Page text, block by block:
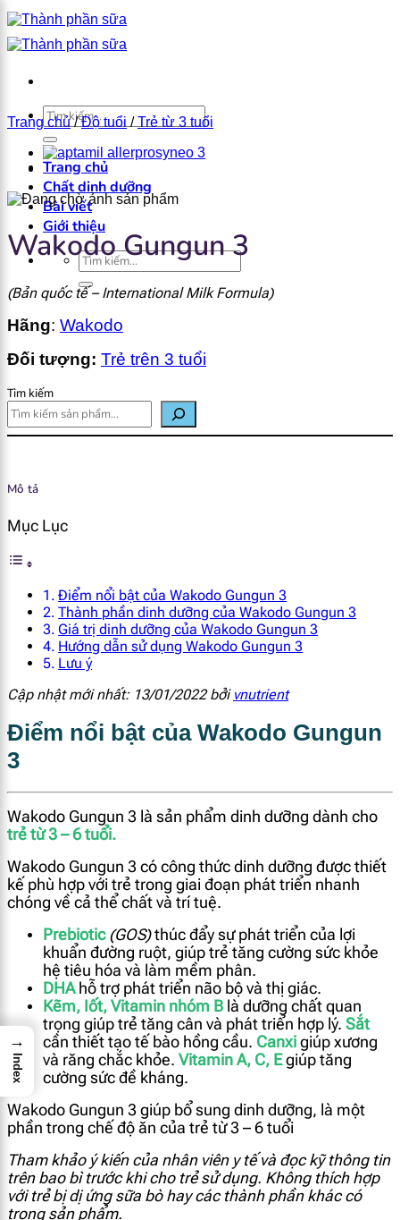
Bỏ
qua
nội
Tìm
kiếm:
Trang chủ
Chất dinh dưỡng
Bài viết
Giới thiệu
Tìm
kiếm:
Trang chủ / Độ tuổi / Trẻ từ 3 tuổi
Wakodo Gungun 3
(Bản quốc tế – International Milk Formula)
Hãng: Wakodo
Đối tượng: Trẻ trên 3 tuổi
Tìm kiếm
Mô tả
Mục Lục
Điểm nổi bật của Wakodo Gungun 3
Thành phần dinh dưỡng của Wakodo Gungun 3
Giá trị dinh dưỡng của Wakodo Gungun 3
Hướng dẫn sử dụng Wakodo Gungun 3
Lưu ý
Cập nhật mới nhất: 13/01/2022 bởi vnutrient
Điểm nổi bật của Wakodo Gungun
3
Wakodo Gungun 3 là sản phẩm dinh dưỡng dành cho
trẻ từ 3 – 6 tuổi.
Wakodo Gungun 3 có công thức dinh dưỡng được thiết
kế phù hợp với trẻ trong giai đoạn phát triển nhanh
chóng về cả thể chất và trí tuệ.
Prebiotic (GOS)thúc đẩy sự phát triển của lợi
khuẩn đường ruột, giúp trẻ tăng cường sức khỏe
hệ tiêu hóa và làm mềm phân.
DHA hỗ trợ phát triển não bộ và thị giác.
Kẽm, Iốt, Vitamin nhóm B là dưỡng chất quan
trọng giúp trẻ tăng cân và phát triển hợp lý. Sắt
cần thiết tạo tế bào hồng cầu. Canxi giúp xương
và răng chắc khỏe. Vitamin A, C, Egiúp tăng
cường sức đề kháng.
Wakodo Gungun 3 giúp bổ sung dinh dưỡng, là một
phần trong chế độ ăn của trẻ từ 3 – 6 tuổi
Tham khảo ý kiến của nhân viên y tế và đọc kỹ thông tin
trên bao bì trước khi cho trẻ sử dụng. Không thích hợp
với trẻ bị dị ứng sữa bò hay các thành phần khác có
trong sản phẩm.
→
Index